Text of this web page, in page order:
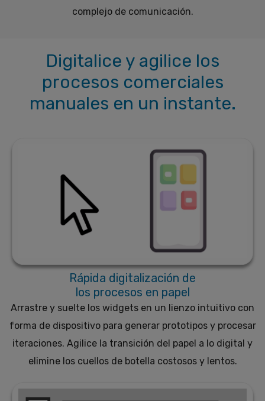
complejo de comunicación.
Digitalice y agilice los
procesos comerciales
manuales en un instante.
Rápida digitalización de
los procesos en papel
Arrastre y suelte los widgets en un lienzo intuitivo con
forma de dispositivo para generar prototipos y procesar
iteraciones. Agilice la transición del papel a lo digital y
elimine los cuellos de botella costosos y lentos.